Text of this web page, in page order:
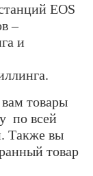
EOS
–
и
товары
по всей
Также вы
товар